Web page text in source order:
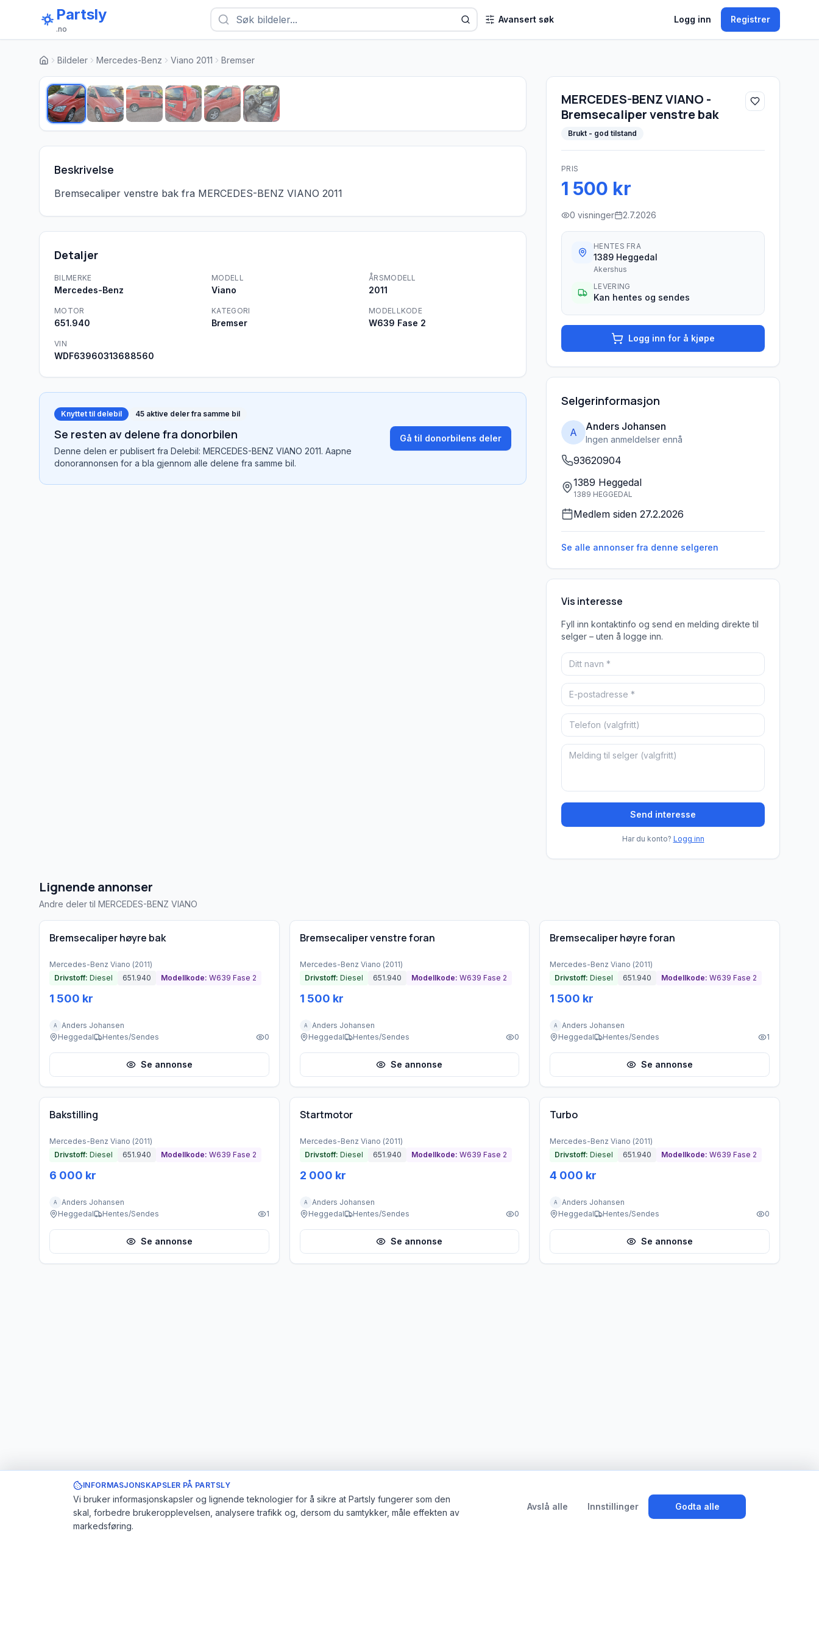
Partsly
.no
Avansert søk Logg inn Registrer
Bildeler Mercedes-Benz Viano 2011 Bremser
Beskrivelse
Bremsecaliper venstre bak fra MERCEDES-BENZ VIANO 2011
Detaljer
BILMERKE
Mercedes-Benz
MODELL
Viano
ÅRSMODELL
2011
MOTOR
651.940
KATEGORI
Bremser
MODELLKODE
W639 Fase 2
VIN
WDF63960313688560
Knyttet til delebil 45 aktive deler fra samme bil
Se resten av delene fra donorbilen
Denne delen er publisert fra Delebil: MERCEDES-BENZ VIANO 2011. Aapne
donorannonsen for a bla gjennom alle delene fra samme bil.
Gå til donorbilens deler
MERCEDES-BENZ VIANO -
Bremsecaliper venstre bak
Brukt - god tilstand
PRIS
1 500 kr
0 visninger 2.7.2026
HENTES FRA
1389 Heggedal
Akershus
LEVERING
Kan hentes og sendes
Logg inn for å kjøpe
Selgerinformasjon
A Anders Johansen
Ingen anmeldelser ennå
93620904
1389 Heggedal
1389 HEGGEDAL
Medlem siden 27.2.2026
Se alle annonser fra denne selgeren
Vis interesse
Fyll inn kontaktinfo og send en melding direkte til
selger – uten å logge inn.
Send interesse
Har du konto? Logg inn
Lignende annonser
Andre deler til MERCEDES-BENZ VIANO
Bremsecaliper høyre bak
Mercedes-Benz Viano (2011)
Drivstoff: Diesel 651.940 Modellkode: W639 Fase 2
1 500 kr
A
Anders Johansen
Heggedal
Hentes/Sendes 0
Se annonse
Bremsecaliper venstre foran
Mercedes-Benz Viano (2011)
Drivstoff: Diesel 651.940 Modellkode: W639 Fase 2
1 500 kr
A
Anders Johansen
Heggedal
Hentes/Sendes 0
Se annonse
Bremsecaliper høyre foran
Mercedes-Benz Viano (2011)
Drivstoff: Diesel 651.940 Modellkode: W639 Fase 2
1 500 kr
A
Anders Johansen
Heggedal
Hentes/Sendes 1
Se annonse
Brukt - god tilstand
Bakstilling
Mercedes-Benz Viano (2011)
Drivstoff: Diesel 651.940 Modellkode: W639 Fase 2
6 000 kr
A
Anders Johansen
Heggedal
Hentes/Sendes 1
Se annonse
Brukt - god tilstand
Startmotor
Mercedes-Benz Viano (2011)
Drivstoff: Diesel 651.940 Modellkode: W639 Fase 2
2 000 kr
A
Anders Johansen
Heggedal
Hentes/Sendes 0
Se annonse
Brukt - god tilstand
Turbo
Mercedes-Benz Viano (2011)
Drivstoff: Diesel 651.940 Modellkode: W639 Fase 2
4 000 kr
A
Anders Johansen
Heggedal
Hentes/Sendes 0
Se annonse
INFORMASJONSKAPSLER PÅ PARTSLY
Vi bruker informasjonskapsler og lignende teknologier for å sikre at Partsly fungerer som den
skal, forbedre brukeropplevelsen, analysere trafikk og, dersom du samtykker, måle effekten av
markedsføring.
Avslå alle Innstillinger Godta alle